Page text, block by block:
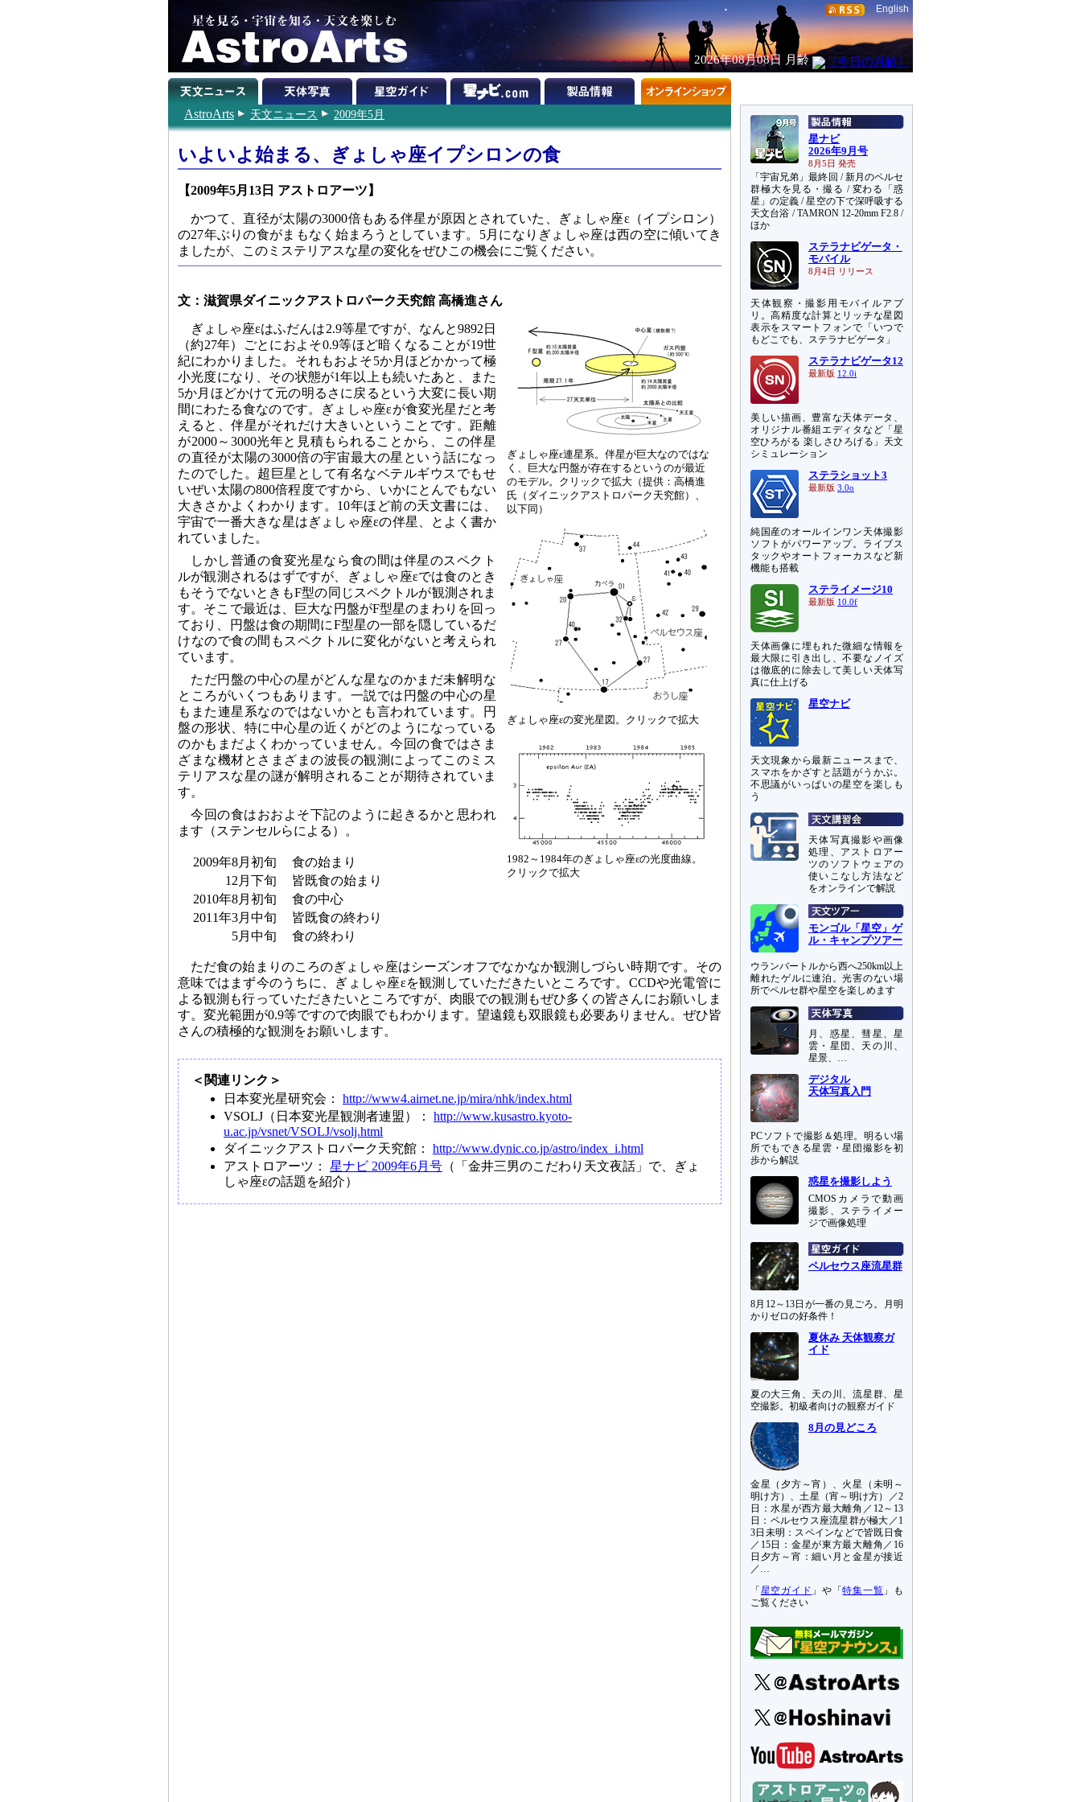
English
2026年08月08日 月齢
AstroArts 天文ニュース 2009年5月
いよいよ始まる、ぎょしゃ座イプシロンの食
【2009年5月13日 アストロアーツ】
かつて、直径が太陽の3000倍もある伴星が原因とされていた、ぎょしゃ座ε（イプシロン）
の27年ぶりの食がまもなく始まろうとしています。5月になりぎょしゃ座は西の空に傾いてき
ましたが、このミステリアスな星の変化をぜひこの機会にご覧ください。
文：滋賀県ダイニックアストロパーク天究館 高橋進さん
ぎょしゃ座ε連星系。伴星が巨大なのではな
く、巨大な円盤が存在するというのが最近
のモデル。クリックで拡大（提供：高橋進
氏（ダイニックアストロパーク天究館）、
以下同）
ぎょしゃ座εの変光星図。クリックで拡大
1982～1984年のぎょしゃ座εの光度曲線。
クリックで拡大
ぎょしゃ座εはふだんは2.9等星ですが、なんと9892日
（約27年）ごとにおよそ0.9等ほど暗くなることが19世
紀にわかりました。それもおよそ5か月ほどかかって極
小光度になり、その状態が1年以上も続いたあと、また
5か月ほどかけて元の明るさに戻るという大変に長い期
間にわたる食なのです。ぎょしゃ座εが食変光星だと考
えると、伴星がそれだけ大きいということです。距離
が2000～3000光年と見積もられることから、この伴星
の直径が太陽の3000倍の宇宙最大の星という話になっ
たのでした。超巨星として有名なベテルギウスでもせ
いぜい太陽の800倍程度ですから、いかにとんでもない
大きさかよくわかります。10年ほど前の天文書には、
宇宙で一番大きな星はぎょしゃ座εの伴星、とよく書か
れていました。
しかし普通の食変光星なら食の間は伴星のスペクト
ルが観測されるはずですが、ぎょしゃ座εでは食のとき
もそうでないときもF型の同じスペクトルが観測されま
す。そこで最近は、巨大な円盤がF型星のまわりを回っ
ており、円盤は食の期間にF型星の一部を隠しているだ
けなので食の間もスペクトルに変化がないと考えられ
ています。
ただ円盤の中心の星がどんな星なのかまだ未解明な
ところがいくつもあります。一説では円盤の中心の星
もまた連星系なのではないかとも言われています。円
盤の形状、特に中心星の近くがどのようになっている
のかもまだよくわかっていません。今回の食ではさま
ざまな機材とさまざまの波長の観測によってこのミス
テリアスな星の謎が解明されることが期待されていま
す。
今回の食はおおよそ下記のように起きるかと思われ
ます（ステンセルらによる）。
2009年8月初旬
食の始まり
12月下旬
皆既食の始まり
2010年8月初旬
食の中心
2011年3月中旬
皆既食の終わり
5月中旬
食の終わり
ただ食の始まりのころのぎょしゃ座はシーズンオフでなかなか観測しづらい時期です。その
意味ではまず今のうちに、ぎょしゃ座εを観測していただきたいところです。CCDや光電管に
よる観測も行っていただきたいところですが、肉眼での観測もぜひ多くの皆さんにお願いしま
す。変光範囲が0.9等ですので肉眼でもわかります。望遠鏡も双眼鏡も必要ありません。ぜひ皆
さんの積極的な観測をお願いします。
＜関連リンク＞
日本変光星研究会： http://www4.airnet.ne.jp/mira/nhk/index.html
VSOLJ（日本変光星観測者連盟）： http://www.kusastro.kyoto-
u.ac.jp/vsnet/VSOLJ/vsolj.html
ダイニックアストロパーク天究館： http://www.dynic.co.jp/astro/index_i.html
アストロアーツ： 星ナビ 2009年6月号 （「金井三男のこだわり天文夜話」で、ぎょ
しゃ座εの話題を紹介）
星ナビ
2026年9月号
8月5日 発売
「宇宙兄弟」最終回 / 新月のペルセ
群極大を見る・撮る / 変わる「惑
星」の定義 / 星空の下で深呼吸する
天文台浴 / TAMRON 12-20mm F2.8 /
ほか
ステラナビゲータ・
モバイル
8月4日 リリース
天体観察・撮影用モバイルアプ
リ。高精度な計算とリッチな星図
表示をスマートフォンで「いつで
もどこでも、ステラナビゲータ」
ステラナビゲータ12
最新版 12.0i
美しい描画、豊富な天体データ、
オリジナル番組エディタなど「星
空ひろがる 楽しさひろげる」天文
シミュレーション
ステラショット3
最新版 3.0o
純国産のオールインワン天体撮影
ソフトがパワーアップ。ライブス
タックやオートフォーカスなど新
機能も搭載
ステライメージ10
最新版 10.0f
天体画像に埋もれた微細な情報を
最大限に引き出し、不要なノイズ
は徹底的に除去して美しい天体写
真に仕上げる
星空ナビ
天文現象から最新ニュースまで、
スマホをかざすと話題がうかぶ。
不思議がいっぱいの星空を楽しも
う
天体写真撮影や画像
処理、アストロアー
ツのソフトウェアの
使いこなし方法など
をオンラインで解説
モンゴル「星空」ゲ
ル・キャンプツアー
ウランバートルから西へ250km以上
離れたゲルに連泊。光害のない場
所でペルセ群や星空を楽しめます
月、惑星、彗星、星
雲・星団、天の川、
星景、…
デジタル
天体写真入門
PCソフトで撮影＆処理。明るい場
所でもできる星雲・星団撮影を初
歩から解説
惑星を撮影しよう
CMOSカメラで動画
撮影、ステライメー
ジで画像処理
ペルセウス座流星群
8月12～13日が一番の見ごろ。月明
かりゼロの好条件！
夏休み 天体観察ガ
イド
夏の大三角、天の川、流星群、星
空撮影。初級者向けの観察ガイド
8月の見どころ
金星（夕方～宵）、火星（未明～
明け方）、土星（宵～明け方）／2
日：水星が西方最大離角／12～13
日：ペルセウス座流星群が極大／1
3日未明：スペインなどで皆既日食
／15日：金星が東方最大離角／16
日夕方～宵：細い月と金星が接近
／…
「 星空ガイド 」や「特集一覧 」も
ご覧ください